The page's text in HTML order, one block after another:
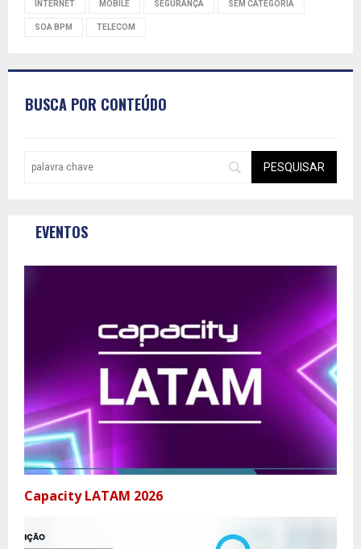
INTERNET MOBILE SEGURANÇA SEM CATEGORIA
SOA BPM TELECOM
BUSCA POR CONTEÚDO
EVENTOS
Capacity LATAM 2026